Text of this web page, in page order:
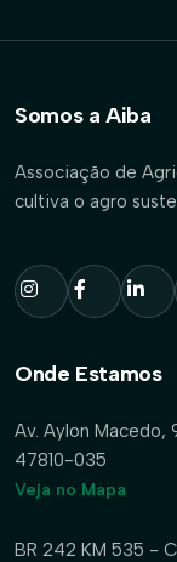
Somos a Aiba
Associação de
cultiva o agro
Onde Estamos
Av. Aylon Macedo,
47810-035
Veja no Mapa
BR 242 KM 535 -